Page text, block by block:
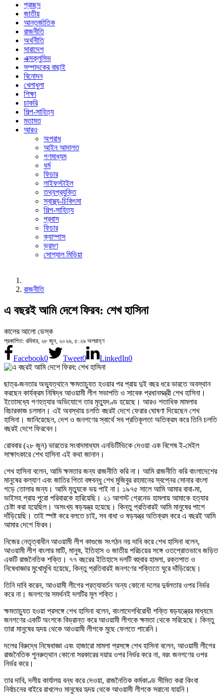
প্রচ্ছদ
জাতীয়
আন্তর্জাতিক
রাজনীতি
অর্থনীতি
সারাদেশ
এক্সক্লুসিভ
সম্পাদকের বাছাই
বিনোদন
খেলাধুলা
শিক্ষা
চাকরি
শিল্প-সাহিত্য
মতামত
আরও
অপরাধ
আইন আদালত
গণমাধ্যম
ধর্ম
ফিচার
লাইফস্টাইল
তথ্যপ্রযুক্তি
স্বাস্থ্য-চিকিৎসা
শিল্প-সাহিত্য
প্রবাস
ফিচার
ক্যাম্পাস
ভ্রমণ
সোশ্যাল মিডিয়া
রাজনীতি
এ বছরই আমি দেশে ফিরব: শেখ হাসিনা
কালের আলো ডেস্ক
প্রকাশিত: রবিবার, ২৮ জুন, ২০২৬, ৫:২৯ অপরাহ্ণ
Facebook0 Tweet0 LinkedIn0
ছাত্র-জনতার অভ্যুত্থানে ক্ষমতাচ্যুত হওয়ার পর প্রায় দুই বছর ধরে ভারতে অবস্থান
করছেন কার্যক্রম নিষিদ্ধ আওয়ামী লীগ সভাপতি ও সাবেক প্রধানমন্ত্রী শেখ হাসিনা।
ইতোমধ্যে গণহত্যার অভিযোগে তার মৃত্যুদণ্ড হয়েছে। আরও শতাধিক মামলার
বিচারকাজ চলমান। এই অবস্থায় চলতি বছরই দেশে ফেরার ঘোষণা দিয়েছেন শেখ
হাসিনা। জানিয়েছেন, দেশ ও জনগণের স্বার্থে সব প্রতিকূলতা অতিক্রম করে তিনি চলতি
বছরই দেশে ফিরবেন।
রোববার (২৮ জুন) ভারতের সংবাদমাধ্যম এনডিটিভিকে দেওয়া এক বিশেষ ই-মেইল
সাক্ষাৎকারে শেখ হাসিনা এই কথা জানান।
শেখ হাসিনা বলেন, আমি ক্ষমতার জন্য রাজনীতি করি না। আমি রাজনীতি করি বাংলাদেশের
মানুষের কল্যাণ এবং জাতির পিতা বঙ্গবন্ধু শেখ মুজিবুর রহমানের স্বপ্নের সোনার বাংলা
গড়ে তোলার জন্য। আমি মৃত্যুকে ভয় পাই না। ১৯৭৫ সালে আমি আমার বাবা-মা,
ভাইসহ প্রায় পুরো পরিবারকে হারিয়েছি। ২১ আগস্ট গ্রেনেড হামলায় আমাকে হত্যার
চেষ্টা করা হয়েছিল। অসংখ্য ষড়যন্ত্র হয়েছে। কিন্তু প্রতিবারই আমি মানুষের পাশে
দাঁড়িয়েছি। তাই স্পষ্ট করে বলতে চাই, সব বাধা ও ষড়যন্ত্র অতিক্রম করে এ বছরই আমি
আমার দেশে ফিরব।
নিজের নেতৃত্বাধীন আওয়ামী লীগ কাগুজে সংগঠন নয় দাবি করে শেখ হাসিনা বলেন,
আওয়ামী লীগ বাংলার মাটি, মানুষ, ইতিহাস ও জাতীয় পরিচয়ের সঙ্গে ওতপ্রোতভাবে জড়িত
একটি রাজনৈতিক শক্তি। ৭৭ বছরের ইতিহাসে দলটি বহুবার হামলা, রক্তপাত ও
নিষেধাজ্ঞার মুখোমুখি হয়েছে, কিন্তু প্রতিবারই জনগণের শক্তিতে ঘুরে দাঁড়িয়েছে।
তিনি দাবি করেন, আওয়ামী লীগের প্রত্যাবর্তন অন্য কোনো দলের দুর্বলতার ওপর নির্ভর
করে না। জনগণের সমর্থনই দলটির মূল শক্তি।
ক্ষমতাচ্যুত হওয়া প্রসঙ্গে শেখ হাসিনা বলেন, বাংলাদেশবিরোধী শক্তি ষড়যন্ত্রের মাধ্যমে
জনগণের একটি অংশকে বিভ্রান্ত করে আওয়ামী লীগকে ক্ষমতা থেকে সরিয়েছে। কিন্তু
তারা মানুষের হৃদয় থেকে আওয়ামী লীগকে মুছে ফেলতে পারেনি।
দলের বিরুদ্ধে নিষেধাজ্ঞা এবং হাজারো মামলা প্রসঙ্গে শেখ হাসিনা বলেন, আওয়ামী লীগের
রাজনৈতিক পুনরুত্থান কোনো সরকারের দয়ার ওপর নির্ভর করে না, বরং জনগণের ওপর
নির্ভর করে।
তার দাবি, দলীয় কার্যালয় বন্ধ করে দেওয়া, রাজনৈতিক কর্মকাণ্ড সীমিত করা কিংবা
নির্বাচনের বাইরে রাখলেও মানুষের হৃদয় থেকে আওয়ামী লীগকে সরানো যায়নি।